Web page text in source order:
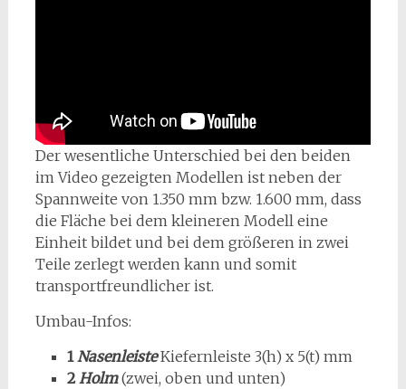
Der wesentliche Unterschied bei den beiden
im Video gezeigten Modellen ist neben der
Spannweite von 1.350 mm bzw. 1.600 mm, dass
die Fläche bei dem kleineren Modell eine
Einheit bildet und bei dem größeren in zwei
Teile zerlegt werden kann und somit
transportfreundlicher ist.
Umbau-Infos:
1 NasenleisteKiefernleiste 3(h) x 5(t) mm
2 Holm(zwei, oben und unten)